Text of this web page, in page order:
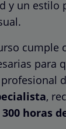
y un estilo
cumple
para
,
horas